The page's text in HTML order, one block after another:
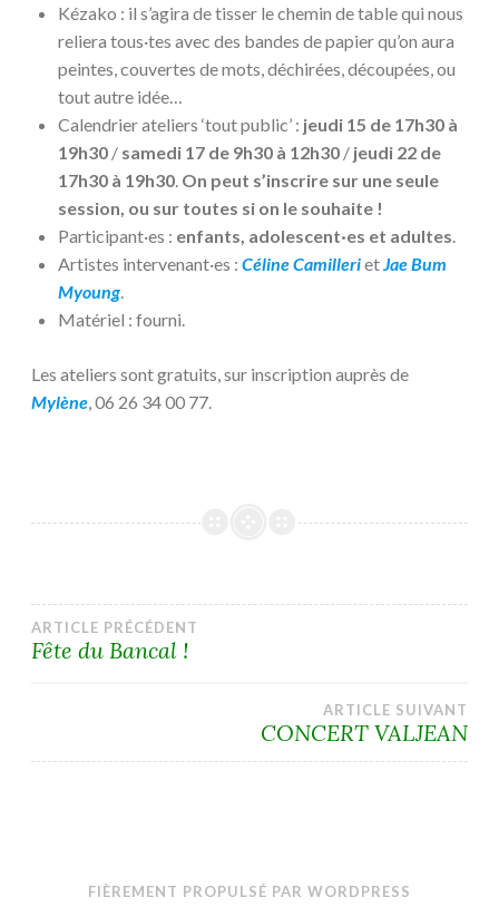
Kézako : il s’agira de tisser le chemin de table qui nous
reliera tous·tes avec des bandes de papier qu’on aura
peintes, couvertes de mots, déchirées, découpées, ou
tout autre idée…
Calendrier ateliers ‘tout public’ : jeudi 15 de 17h30 à
19h30 / samedi 17 de 9h30 à 12h30 / jeudi 22 de
17h30 à 19h30 On peut s’inscrire sur une seule
session, ou sur toutes si on le souhaite !
Participant·es : enfants, adolescent·es et adultes
Artistes intervenant·es : Céline Camilleriet Jae Bum
Myoung
Matériel : fourni.
Les ateliers sont gratuits, sur inscription auprès de
Mylène , 06 26 34 00 77.
Navigation
ARTICLE PRÉCÉDENT
Fête du Bancal !
ARTICLE SUIVANT
CONCERT VALJEAN
FIÈREMENT PROPULSÉ PAR WORDPRESS